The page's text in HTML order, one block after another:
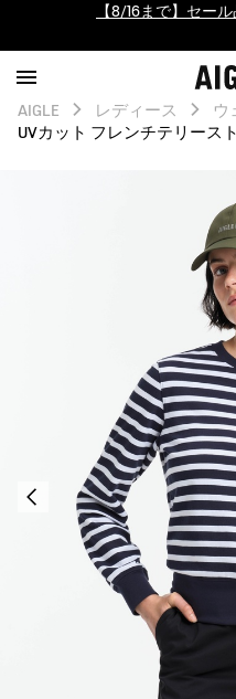
ログイン/会員登
AIGLE CLUB ポイント
【最大50%OFF】
ログイン/会員登
AIGLE CLUB ポイント
AIGLE レディース
ウ
UVカット フレンチテリース